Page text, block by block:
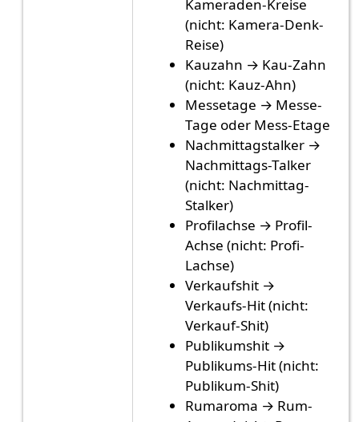
Kameraden-Kreise
(nicht: Kamera-Denk-
Reise)
Kauzahn → Kau-Zahn
(nicht: Kauz-Ahn)
Messetage → Messe-
Tage oder Mess-Etage
Nachmittagstalker →
Nachmittags-Talker
(nicht: Nachmittag-
Stalker)
Profilachse → Profil-
Achse (nicht: Profi-
Lachse)
Verkaufshit →
Verkaufs-Hit (nicht:
Verkauf-Shit)
Publikumshit →
Publikums-Hit (nicht:
Publikum-Shit)
Rumaroma → Rum-